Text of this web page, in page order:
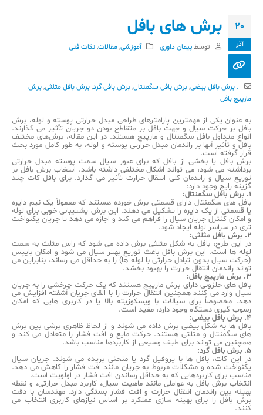
20
آذر
برش های بافل
توسط پیمان داوری آموزشی,مقالات,نکات فنی
. برش بافل بیضی,برش بافل سگمنتال,برش بافل گرد,برش بافل مثلثی,برش
مارپیچ بافل
به عنوان یکی از مهمترین پارامترهای طراحی مبدل حرارتی پوسته و لوله، برش
بافل بر حرکت سیال و جهت بافل بر متقاطع بودن دو جریان تأثیر می گذارند.
انواع متداول بافل سگمنتال و مارپیچ هستند. در این مقاله، برش‌های مختلف
بافل و تأثیر آنها بر راندمان مبدل حرارتی پوسته و لوله، به طور کامل مورد بحث
قرار گرفته است.
برش بافل یا بخشی از بافل که برای عبور سیال سمت پوسته مبدل حرارتی
برداشته می شود، می تواند اشکال مختلفی داشته باشد. انتخاب برش بافل بر
توزیع سیال و راندمان کلی انتقال حرارت تأثیر می گذارد. برای بافل کات چند
گزینه رایج وجود دارد:
1. برش بافل سگمنتال:
بافل های سگمنتال دارای قسمتی برش خورده هستند که معمولاً یک نیم دایره
یا قسمتی از یک دایره را تشکیل می دهند. این برش پشتیبانی خوبی برای لوله
و امکان کنترل جریان سیال را فراهم می کند و اجازه می دهد تا جریان یکنواخت
تری در سراسر لوله ایجاد شود.
2. برش بافل مثلثی:
در این طرح، بافل به شکل مثلثی برش داده می شود که راس مثلث به سمت
لوله ها است. این برش بافل باعث توزیع بهتر سیال می شود و امکان بایپس
(حرکت سیال بدون تبادل حرارتی با لوله ها) را به حداقل می رساند، بنابراین می
تواند راندمان انتقال حرارت را بهبود بخشد.
3. برش مارپیچ بافل:
بافل های حلزونی دارای برش مارپیچ هستند که یک حرکت چرخشی را به جریان
سیال وارد می کنند همچنین انتقال حرارت را با القای جریان آشفته افزایش می
دهد. مخصوصاً برای سیالات با ویسکوزیته بالا یا در کاربری هایی که امکان
رسوب گیری دستگاه وجود دارد، مفید است.
4. برش بافل بیضی:
بافل ها به شکل بیضی برش داده می شوند و از لحاظ ظاهری برشی بین برش
های سگمنتال و مثلثی هستند. حرکت مایع و افت فشار را متعادل می کند و
همچنین می تواند برای طیف وسیعی از کاربردها مناسب باشد.
5. برش بافل گرد:
در این کات، بافل ها با پروفیل گرد یا منحنی بریده می شوند. جریان سیال
یکنواخت شده و مشکلات مربوط به جریان مانند افت فشار را کاهش می دهد.
مناسب برای کاربردهایی که به حداقل رساندن افت فشار در اولویت است.
انتخاب برش بافل به عواملی مانند ماهیت سیال، کاربرد مبدل حرارتی، و نقطه
بهینه بین راندمان انتقال حرارت و افت فشار بستگی دارد. مهندسان با دقت
برش بافل را برای بهینه سازی عملکرد بر اساس نیازهای کاربری انتخاب می
کنند.